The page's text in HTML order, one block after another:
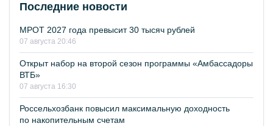
Последние новости
МРОТ 2027 года превысит 30 тысяч рублей
07 августа 20:46
Открыт набор на второй сезон программы «Амбассадоры
ВТБ»
07 августа 16:30
Россельхозбанк повысил максимальную доходность
по накопительным счетам